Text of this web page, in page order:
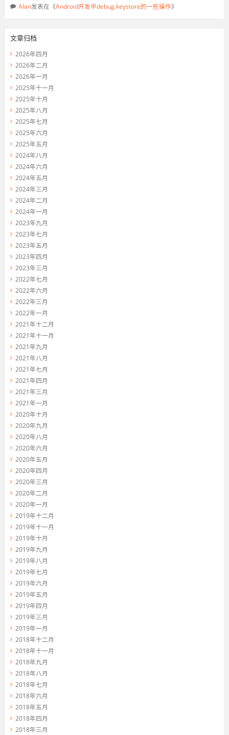
Alan发表在《Android开发中debug.keystore的一些操作》
文章归档
2026年四月
2026年二月
2026年一月
2025年十一月
2025年十月
2025年八月
2025年七月
2025年六月
2025年五月
2024年八月
2024年六月
2024年五月
2024年三月
2024年二月
2024年一月
2023年九月
2023年七月
2023年五月
2023年四月
2023年三月
2022年七月
2022年六月
2022年三月
2022年一月
2021年十二月
2021年十一月
2021年九月
2021年八月
2021年七月
2021年四月
2021年三月
2021年一月
2020年十月
2020年九月
2020年八月
2020年六月
2020年五月
2020年四月
2020年三月
2020年二月
2020年一月
2019年十二月
2019年十一月
2019年十月
2019年九月
2019年八月
2019年七月
2019年六月
2019年五月
2019年四月
2019年三月
2019年一月
2018年十二月
2018年十一月
2018年九月
2018年八月
2018年七月
2018年六月
2018年五月
2018年四月
2018年三月